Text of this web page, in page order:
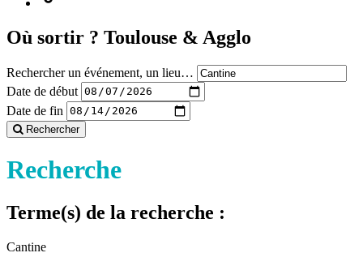
Où sortir ? Toulouse & Agglo
Rechercher un événement, un lieu…
Date de début
Date de fin
Rechercher
Recherche
Terme(s) de la recherche :
Cantine